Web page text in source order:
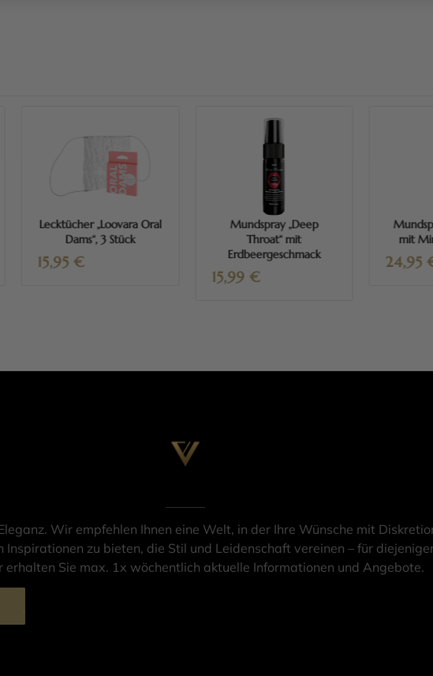
Lecktücher „Loovara Oral
Dams“, 3 Stück
15,95 €
Mehr erfahren
Mundspray „Deep
Throat“ mit
Erdbeergeschmack
15,99 €
Mehr erfahren
mit
24,95
Wir empfehlen Ihnen eine Welt, in der Ihre Wünsche mit
zu bieten, die Stil und Leidenschaft vereinen – für
Sie max. 1x wöchentlich aktuelle Informationen und Angebote.
.